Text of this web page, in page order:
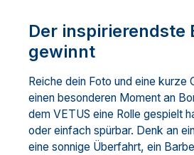
Der inspirierendste
gewinnt
Reiche dein Foto und eine kurze
einen besonderen Moment an
dem VETUS eine Rolle gespielt
oder einfach spürbar. Denk an
eine sonnige Überfahrt, ein